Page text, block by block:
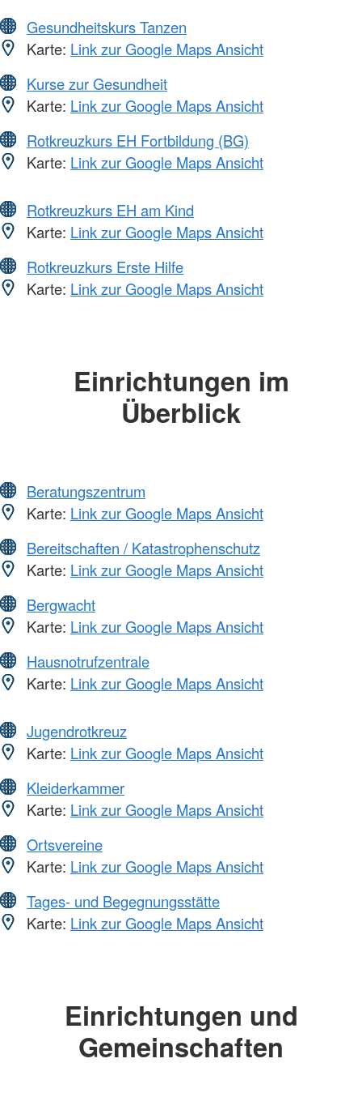
Gesundheitskurs Tanzen
Karte: Link zur Google Maps Ansicht
Kurse zur Gesundheit
Karte: Link zur Google Maps Ansicht
Rotkreuzkurs EH Fortbildung (BG)
Karte: Link zur Google Maps Ansicht
Rotkreuzkurs EH am Kind
Karte: Link zur Google Maps Ansicht
Rotkreuzkurs Erste Hilfe
Karte: Link zur Google Maps Ansicht
Einrichtungen im
Überblick
Beratungszentrum
Karte: Link zur Google Maps Ansicht
Bereitschaften / Katastrophenschutz
Karte: Link zur Google Maps Ansicht
Bergwacht
Karte: Link zur Google Maps Ansicht
Hausnotrufzentrale
Karte: Link zur Google Maps Ansicht
Jugendrotkreuz
Karte: Link zur Google Maps Ansicht
Kleiderkammer
Karte: Link zur Google Maps Ansicht
Ortsvereine
Karte: Link zur Google Maps Ansicht
Tages- und Begegnungsstätte
Karte: Link zur Google Maps Ansicht
Einrichtungen und
Gemeinschaften